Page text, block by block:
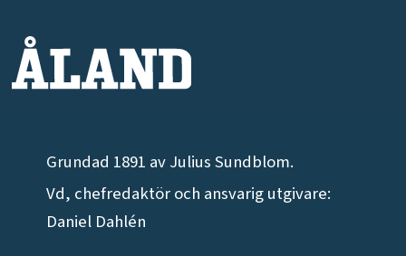
Grundad 1891 av Julius Sundblom.
Vd, chefredaktör och ansvarig utgivare:
Daniel Dahlén